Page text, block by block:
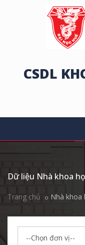
CSDL
Dữ liệu Nhà khoa
Trang chủ Nhà khoa